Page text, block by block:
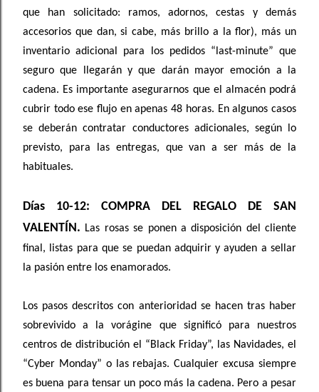
que han solicitado: ramos, adornos, cestas y demás
accesorios que dan, si cabe, más brillo a la flor), más un
inventario adicional para los pedidos “last-minute” que
seguro que llegarán y que darán mayor emoción a la
cadena. Es importante asegurarnos que el almacén podrá
cubrir todo ese flujo en apenas 48 horas. En algunos casos
se deberán contratar conductores adicionales, según lo
previsto, para las entregas, que van a ser más de la
habituales.
Días 10-12: COMPRA DEL REGALO DE SAN
VALENTÍN. Las rosas se ponen a disposición del cliente
final, listas para que se puedan adquirir y ayuden a sellar
la pasión entre los enamorados.
Los pasos descritos con anterioridad se hacen tras haber
sobrevivido a la vorágine que significó para nuestros
centros de distribución el “Black Friday”, las Navidades, el
“Cyber Monday” o las rebajas. Cualquier excusa siempre
es buena para tensar un poco más la cadena. Pero a pesar